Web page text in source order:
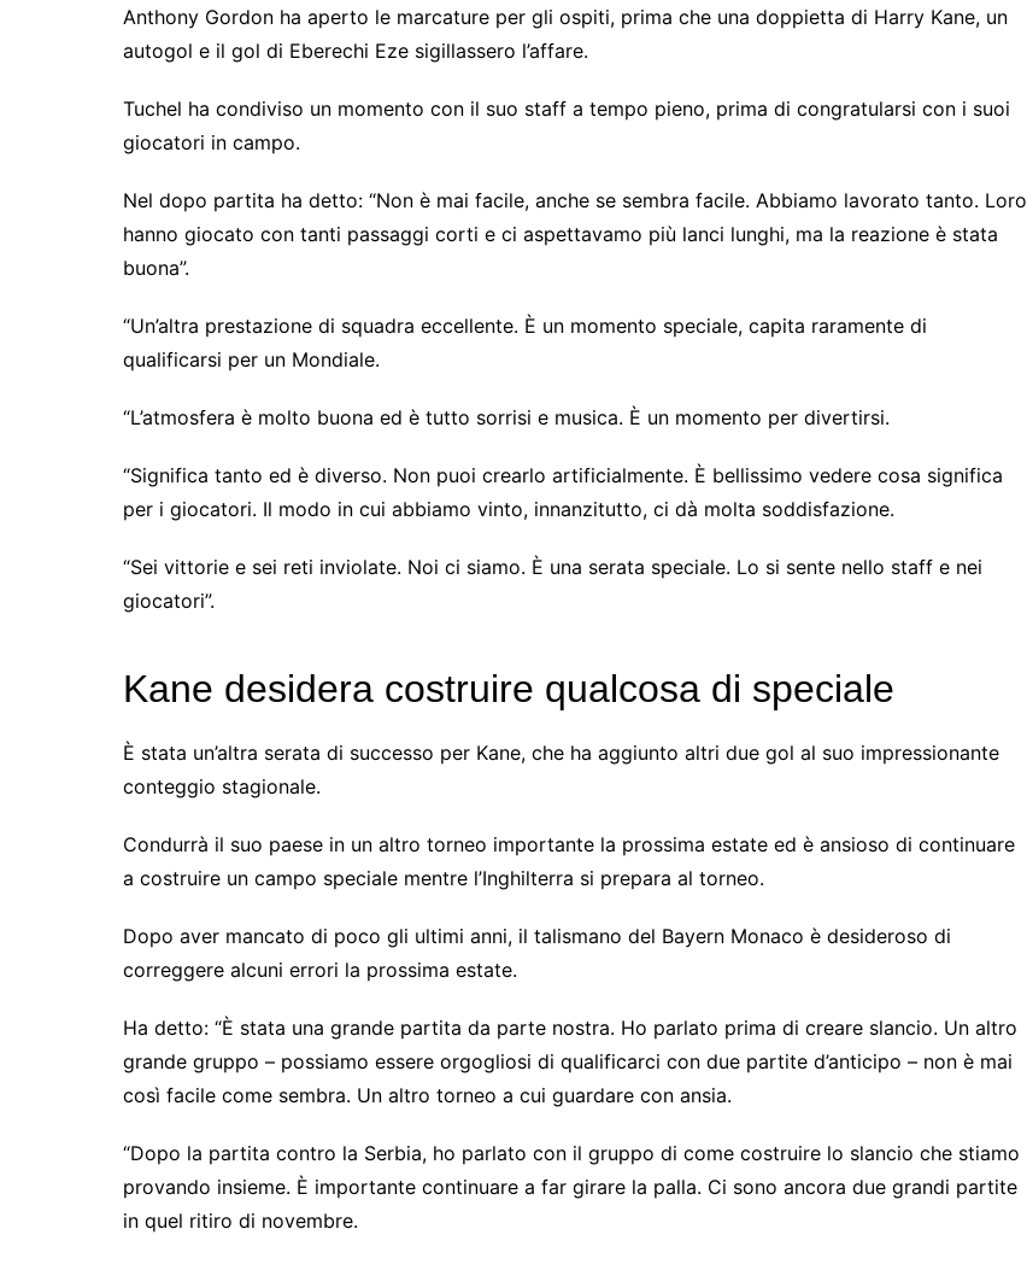
Anthony Gordon ha aperto le marcature per gli ospiti, prima che una doppietta di Harry Kane, un
autogol e il gol di Eberechi Eze sigillassero l’affare.
Tuchel ha condiviso un momento con il suo staff a tempo pieno, prima di congratularsi con i suoi
giocatori in campo.
Nel dopo partita ha detto: “Non è mai facile, anche se sembra facile. Abbiamo lavorato tanto. Loro
hanno giocato con tanti passaggi corti e ci aspettavamo più lanci lunghi, ma la reazione è stata
buona”.
“Un’altra prestazione di squadra eccellente. È un momento speciale, capita raramente di
qualificarsi per un Mondiale.
“L’atmosfera è molto buona ed è tutto sorrisi e musica. È un momento per divertirsi.
“Significa tanto ed è diverso. Non puoi crearlo artificialmente. È bellissimo vedere cosa significa
per i giocatori. Il modo in cui abbiamo vinto, innanzitutto, ci dà molta soddisfazione.
“Sei vittorie e sei reti inviolate. Noi ci siamo. È una serata speciale. Lo si sente nello staff e nei
giocatori”.
Kane desidera costruire qualcosa di speciale
È stata un’altra serata di successo per Kane, che ha aggiunto altri due gol al suo impressionante
conteggio stagionale.
Condurrà il suo paese in un altro torneo importante la prossima estate ed è ansioso di continuare
a costruire un campo speciale mentre l’Inghilterra si prepara al torneo.
Dopo aver mancato di poco gli ultimi anni, il talismano del Bayern Monaco è desideroso di
correggere alcuni errori la prossima estate.
Ha detto: “È stata una grande partita da parte nostra. Ho parlato prima di creare slancio. Un altro
grande gruppo – possiamo essere orgogliosi di qualificarci con due partite d’anticipo – non è mai
così facile come sembra. Un altro torneo a cui guardare con ansia.
“Dopo la partita contro la Serbia, ho parlato con il gruppo di come costruire lo slancio che stiamo
provando insieme. È importante continuare a far girare la palla. Ci sono ancora due grandi partite
in quel ritiro di novembre.